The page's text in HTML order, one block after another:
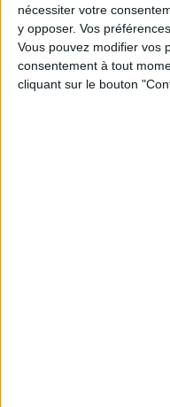
nécessiter votre
y opposer. Vos
Vous pouvez modifier vos
consentement à tout
cliquant sur le bouton
Commentaires
Laisser un